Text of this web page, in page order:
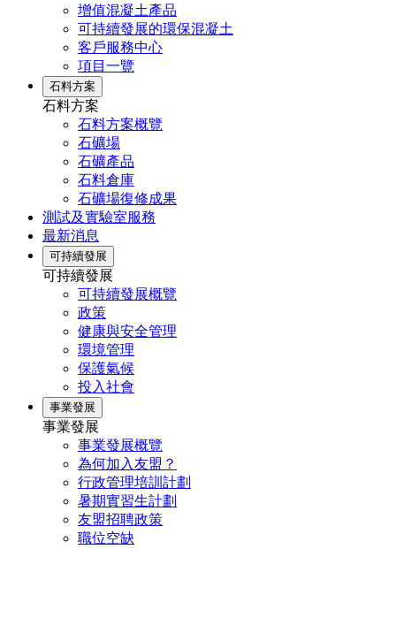
增值混凝土產品
可持續發展的環保混凝土
客戶服務中心
項目一覽
石料方案
石料方案
石料方案概覽
石礦場
石礦產品
石料倉庫
石礦場復修成果
測試及實驗室服務
最新消息
可持續發展
可持續發展
可持續發展概覽
政策
健康與安全管理
環境管理
保護氣候
投入社會
事業發展
事業發展
事業發展概覽
為何加入友盟？
行政管理培訓計劃
暑期實習生計劃
友盟招聘政策
職位空缺